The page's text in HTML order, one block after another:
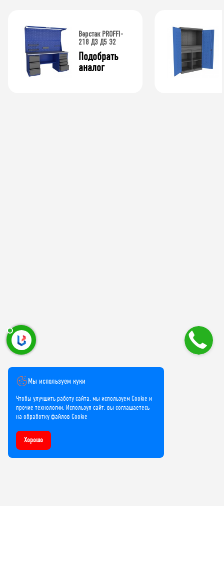
Верстак PROFFI-
218 Д3 Д5 Э2
Подобрать
аналог
Мы используем куки
Чтобы улучшить работу сайта, мы используем Cookie и
прочие технологии. Используя сайт, вы соглашаетесь
на обработку файлов Cookie
Хорошо